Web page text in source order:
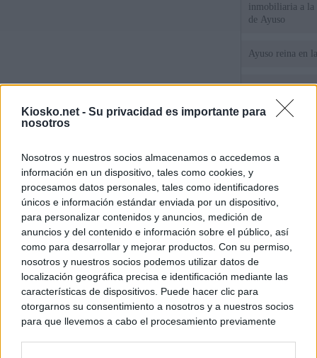
Kiosko.net - Su privacidad es importante para
nosotros
Nosotros y nuestros socios almacenamos o accedemos a
información en un dispositivo, tales como cookies, y
procesamos datos personales, tales como identificadores
únicos e información estándar enviada por un dispositivo,
para personalizar contenidos y anuncios, medición de
anuncios y del contenido e información sobre el público, así
como para desarrollar y mejorar productos. Con su permiso,
nosotros y nuestros socios podemos utilizar datos de
localización geográfica precisa e identificación mediante las
características de dispositivos. Puede hacer clic para
otorgarnos su consentimiento a nosotros y a nuestros socios
para que llevemos a cabo el procesamiento previamente
inmobiliaria a la
de Ayuso
Ayuso reina en
El juez propone
la filtración de
jefa" Ayuso
WhatsApp,
un nuevo cruce
15 de agosto
© Kiosko.net Aviso Legal Privacidad y Cookies